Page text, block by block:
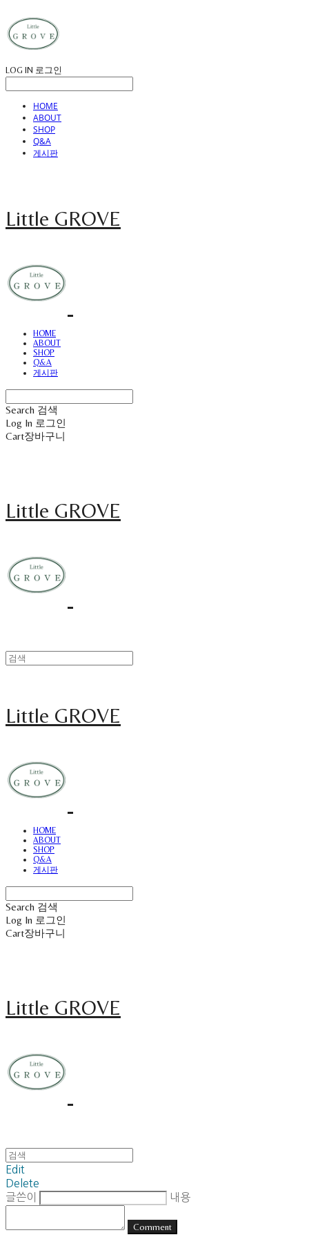
LOG IN 로그인
HOME
ABOUT
SHOP
Q&A
게시판
Little GROVE
HOME
ABOUT
SHOP
Q&A
게시판
Search 검색
Log In 로그인
Cart장바구니
Little GROVE
Little GROVE
HOME
ABOUT
SHOP
Q&A
게시판
Search 검색
Log In 로그인
Cart장바구니
Little GROVE
Edit
Delete
글쓴이
내용
Comment